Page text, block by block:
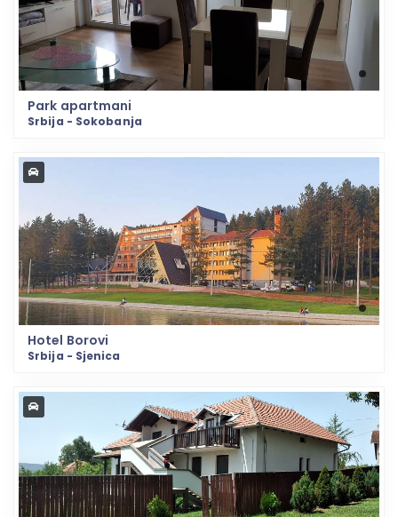
Park apartmani
Srbija - Sokobanja
Hotel Borovi
Srbija - Sjenica